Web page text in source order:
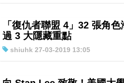
IT Times
生成式AI與雲端應用
「復仇者聯盟 4」32 張角
過 3 大隱藏重點
shiuhk 27-03-2019 13:05